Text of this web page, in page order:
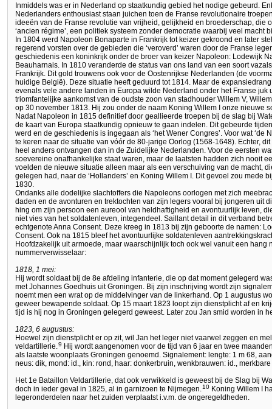
Inmiddels was er in Nederland op staatkundig gebied het nodige gebeurd.
Nederlanders enthousiast staan juichen toen de Franse revolutionaire
ideeën van de Franse revolutie van vrijheid, gelijkheid en broederschap, die
‘ancien régime’, een politiek systeem zonder democratie waarbij veel macht
In 1804 werd Napoleon Bonaparte in Frankrijk tot keizer gekroond en later
regerend vorsten over de gebieden die ‘veroverd’ waren door de Franse
geschiedenis een koninkrijk onder de broer van keizer Napoleon: Lodewijk
Beauharnais. In 1810 veranderde de status van ons land van een soort
Frankrijk. Dit gold trouwens ook voor de Oostenrijkse Nederlanden (de
huidige België). Deze situatie heeft geduurd tot 1814. Maar de
evenals vele andere landen in Europa wilde Nederland onder het Franse juk
triomfantelijke aankomst van de oudste zoon van stadhouder Willem V,
op 30 november 1813. Hij zou onder de naam Koning Willem I onze nieuwe
Nadat Napoleon in 1815 definitief door geallieerde troepen bij de slag bij
de kaart van Europa staatkundig opnieuw te gaan indelen. Dit gebeurde
werd en de geschiedenis is ingegaan als ‘het Wener Congres’. Voor wat ‘de
te keren naar de situatie van vóór de 80-jarige Oorlog (1568-1648). Echter,
heel anders ontvangen dan in de Zuidelijke Nederlanden. Voor de eersten
soevereine onafhankelijke staat waren, maar de laatsten hadden zich nooit
voelden de nieuwe situatie alleen maar als een verschuiving van de macht,
gelegen had, naar de ‘Hollanders’ en Koning Willem I. Dit gevoel zou mede
1830.
Ondanks alle dodelijke slachtoffers die Napoleons oorlogen met zich
daden en de avonturen en trektochten van zijn legers vooral bij jongeren uit
hing om zijn persoon een aureool van heldhaftigheid en avontuurlijk leven,
niet vies van het soldatenleven, integendeel. Saillant detail in dit verband
echtgenote Anna Consent. Deze kreeg in 1813 bij zijn geboorte de namen:
Consent. Ook na 1815 bleef het avontuurlijke soldatenleven
Hoofdzakelijk uit armoede, maar waarschijnlijk toch ook wel vanuit een hang
nummerverwisselaar:
1818, 1 mei:
Hij wordt soldaat bij de 8e afdeling infanterie, die op dat moment gelegerd
met Johannes Goedhuis uit Groningen. Bij zijn inschrijving wordt zijn
noemt men een wrat op de middelvinger van de linkerhand. Op 1 augustus
geweer bewapende soldaat. Op 15 maart 1823 loopt zijn dienstplicht af en
tijd is hij nog in Groningen gelegerd geweest. Later zou Jan smid worden in
1823, 6 augustus:
Hoewel zijn dienstplicht er op zit, wil Jan het leger niet vaarwel zeggen en
veldartillerie. 9 Hij wordt aangenomen voor de tijd van 6 jaar en twee
als laatste woonplaats Groningen genoemd. Signalement: lengte: 1 m 68,
neus: dik, mond: id., kin: rond, haar: donkerbruin, wenkbrauwen: id.,
Het 1e Bataillon Veldartillerie, dat ook verwikkeld is geweest bij de Slag bij
doch in ieder geval in 1825, al in garnizoen te Nijmegen. 10 Koning Willem I
legeronderdelen naar het zuiden verplaatst i.v.m. de ongeregeldheden.